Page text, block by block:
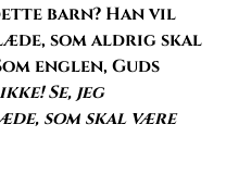
barn? Han vil
som aldrig skal
englen, Guds
Se, jeg
som skal være